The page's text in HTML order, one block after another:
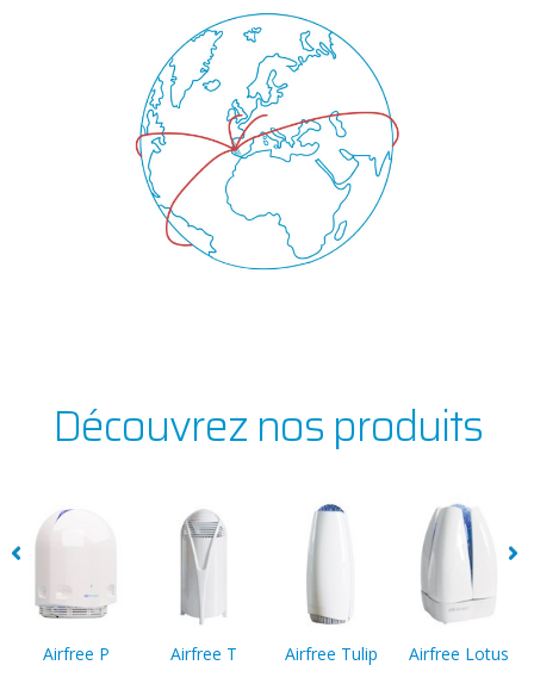
Découvrez nos produits
Airfree P Airfree T Airfree Tulip Airfree Lotus